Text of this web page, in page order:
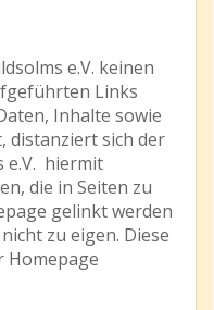
e.V. keinen
Links
Inhalte sowie
distanziert sich der
e.V. hiermit
die in Seiten zu
gelinkt werden
zu eigen. Diese
Homepage